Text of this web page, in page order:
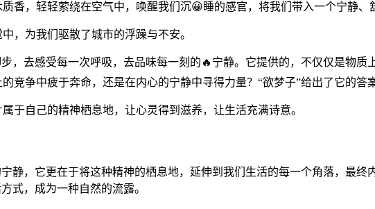
香，轻轻萦绕在空气中，唤醒我们沉😀睡的感官，将我们带入一个宁静、
，为我们驱散了城市的浮躁与不安。
，去感受每一次呼吸，去品味每一刻的🔥宁静。它提供的，不仅仅是物
竞争中疲于奔命，还是在内心的宁静中寻得力量？“欲梦子”给出了它的答
于自己的精神栖息地，让心灵得到滋养，让生活充满诗意。
静，它更在于将这种精神的栖息地，延伸到我们生活的每一个角落，最终
式，成为一种自然的流露。